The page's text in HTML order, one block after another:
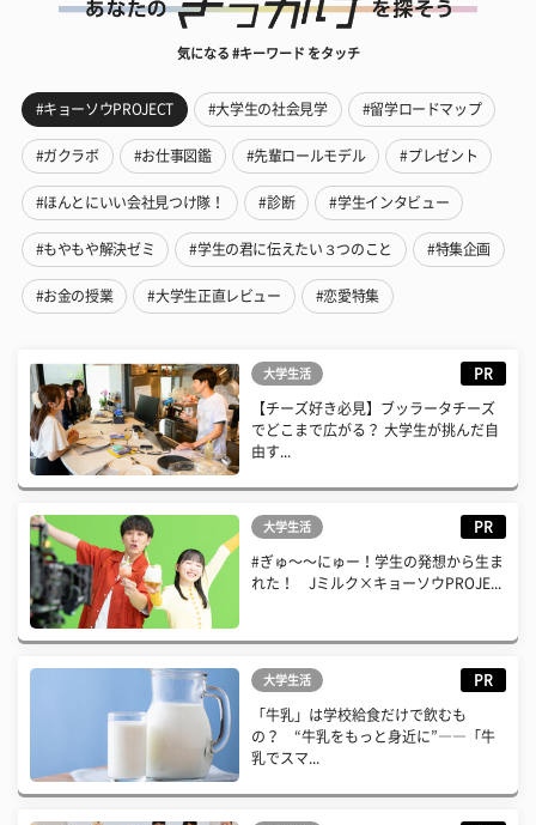
気になる #キーワード をタッチ
#キョーソウPROJECT #大学生の社会見学 #留学ロードマップ
#ガクラボ #お仕事図鑑 #先輩ロールモデル #プレゼント
#ほんとにいい会社見つけ隊！ #診断 #学生インタビュー
#もやもや解決ゼミ #学生の君に伝えたい３つのこと #特集企画
#お金の授業 #大学生正直レビュー #恋愛特集
大学生活 PR
【チーズ好き必見】ブッラータチーズ
でどこまで広がる？ 大学生が挑んだ自
由す...
大学生活 PR
#ぎゅ〜〜にゅー！学生の発想から生ま
れた！ Jミルク×キョーソウPROJE...
大学生活 PR
「牛乳」は学校給食だけで飲むも
の？ “牛乳をもっと身近に”――「牛
乳でスマ...